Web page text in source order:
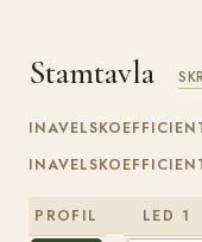
Stamtavla
PROFIL LED 1